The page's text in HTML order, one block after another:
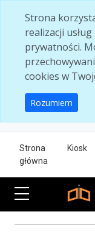
Strona
realizacji
prywatności.
cookies w
Rozumiem
Strona
główna
Kiosk